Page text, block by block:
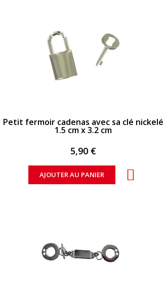
Petit fermoir cadenas avec sa clé nickelé
1.5 cm x 3.2 cm
5,90 €
AJOUTER AU PANIER